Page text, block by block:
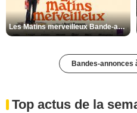
Les Matins merveilleux Bande-annonce VF
Bandes-annonces
Top actus de la